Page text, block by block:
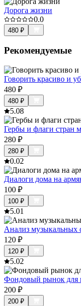
Дорога жизни
0.0
480 ₽
Рекомендуемые
Говорить красиво и
480 ₽
480 ₽
5.08
Гербы и флаги стран
280 ₽
280 ₽
0.02
Диалоги дома на
100 ₽
100 ₽
5.01
Анализ музыкальных
120 ₽
120 ₽
5.02
Фондовый рынок для
200 ₽
200 ₽